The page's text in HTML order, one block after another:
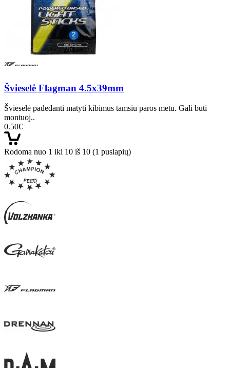
Švieselė Flagman 4.5x39mm
Švieselė padedanti matyti kibimus tamsiu paros metu. Gali būti
montuoj..
0.50€
Rodoma nuo 1 iki 10 iš 10 (1 puslapių)